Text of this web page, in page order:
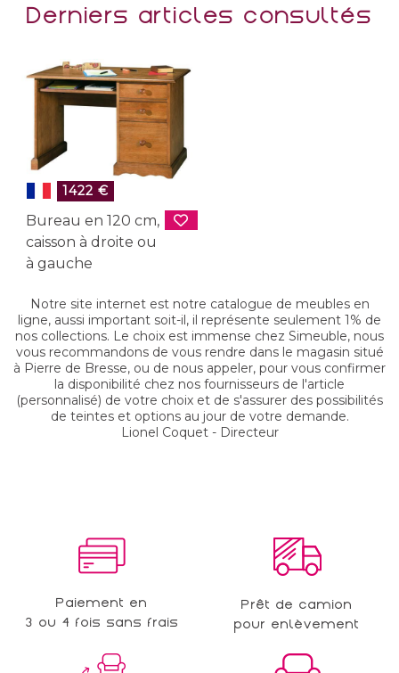
Derniers articles consultés
1422 €
Bureau en 120 cm,
caisson à droite ou
à gauche
Notre site internet est notre catalogue de meubles en
ligne, aussi important soit-il, il représente seulement 1% de
nos collections. Le choix est immense chez Simeuble, nous
vous recommandons de vous rendre dans le magasin situé
à Pierre de Bresse, ou de nous appeler, pour vous confirmer
la disponibilité chez nos fournisseurs de l'article
(personnalisé) de votre choix et de s'assurer des possibilités
de teintes et options au jour de votre demande.
Lionel Coquet - Directeur
Paiement en
3 ou 4 fois sans frais
Prêt de camion
pour enlèvement